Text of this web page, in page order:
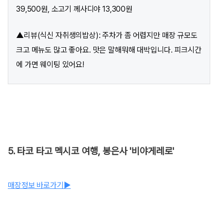
39,500원, 소고기 께사디야 13,300원
▲리뷰(식신 자취생의밥상): 주차가 좀 어렵지만 매장 규모도
크고 메뉴도 많고 좋아요. 맛은 말해뭐해 대박입니다. 피크시간
에 가면 웨이팅 있어요!
5. 타코 타고 멕시코 여행, 봉은사 '비야게레로'
매장정보 바로가기▶